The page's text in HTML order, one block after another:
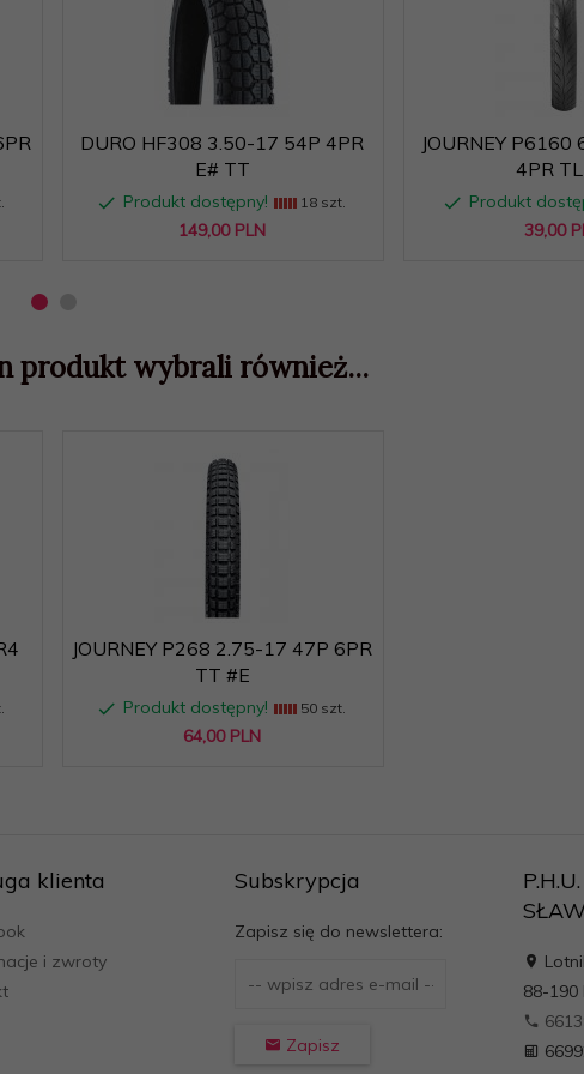
DURO HF308 3.50-17 54P 4PR
E# TT
Produkt dostępny! 18 szt.
149,00 PLN
JOURNEY
4PR
Produkt
39,00
produkt wybrali również...
JOURNEY P268 2.75-17 47P 6PR
TT #E
Produkt dostępny! 50 szt.
64,00 PLN
klienta
i zwroty
Subskrypcja
Zapisz się do newslettera:
Zapisz
88-190